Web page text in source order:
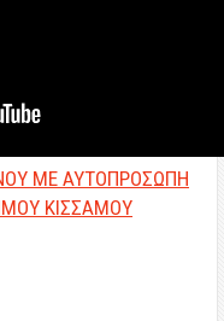
ΜΕ ΑΥΤΟΠΡΟΣΩΠΗ
ΚΙΣΣΑΜΟΥ